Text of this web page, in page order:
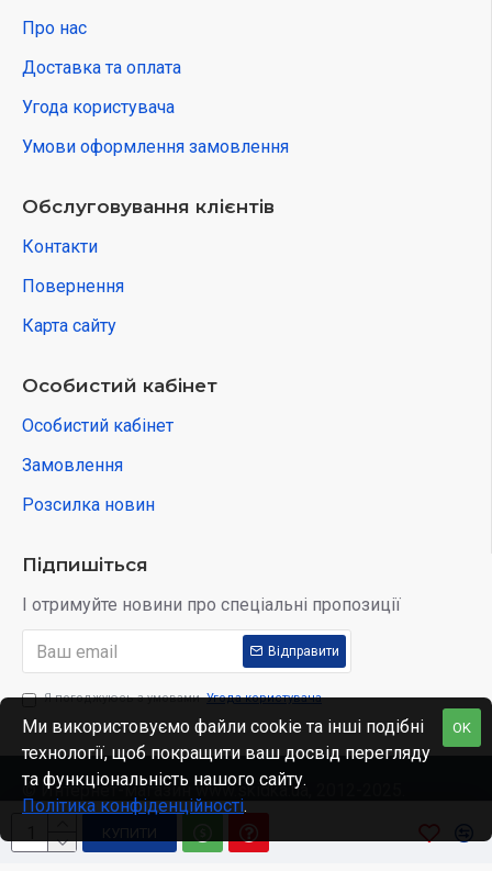
КУПИТИ
Про нас
Доставка та оплата
Угода користувача
Умови оформлення замовлення
Обслуговування клієнтів
Контакти
Повернення
Карта сайту
Особистий кабінет
Особистий кабінет
Замовлення
Розсилка новин
Підпишіться
І отримуйте новини про спеціальні пропозиції
Відправити
Я погоджуюсь з умовами Угода користувача
© Интернет-магазин www.skidka.ua, 2012-2025.
OK
Ми використовуємо файли cookie та інші подібні
технології, щоб покращити ваш досвід перегляду
та функціональність нашого сайту.
Політика конфіденційності.